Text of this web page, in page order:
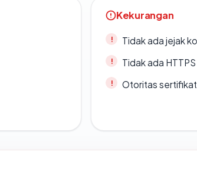
Kekurangan
Tidak ada jejak
Tidak ada
Otoritas sertifikat